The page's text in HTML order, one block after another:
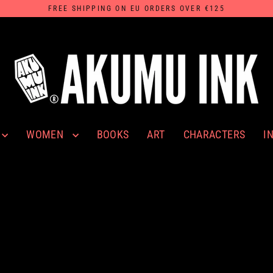
FREE SHIPPING ON EU ORDERS OVER €125
WOMEN BOOKS ART CHARACTERS